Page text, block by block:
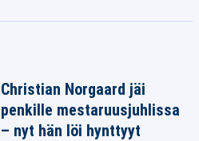
Christian Norgaard jäi
penkille mestaruusjuhlissa
– nyt hän löi hynttyyt